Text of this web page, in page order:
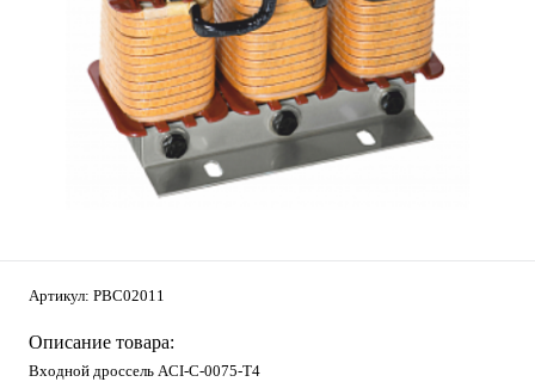
Артикул: PBC02011
Описание товара:
Входной дроссель ACI-C-0075-T4